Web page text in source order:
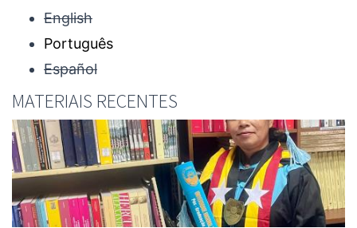
English
Português
Español
MATERIAIS RECENTES